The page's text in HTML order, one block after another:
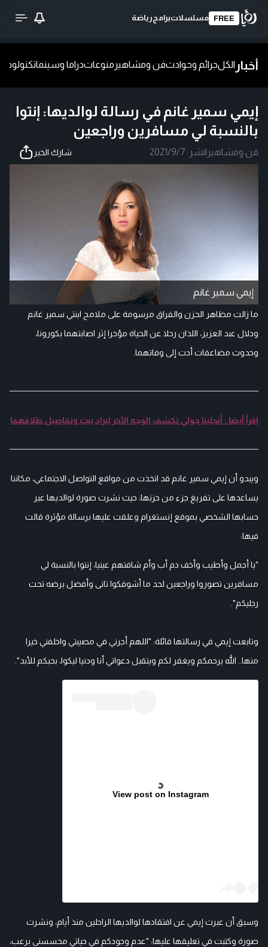
FREE مسلسلاتبرامج رياضة
أخبار الكلجرائم وحوادثفن ومشاهير منوعاتدراما وسينماتكنولوجيا
إيمي سمير غانم في رسالة لوالديها: إنتوا
بالنسبة لي مسافرين وراجعين
فن ومشاهير |نشر: 2021/9/7 شارك الخبر
إيمي سمير غانم
ما زالت مظاهر الحزن والفراق مرسومة على ملامح ابنتي سمير غانم
ودلال عبد العزيز، اللذان رحلا عن الحياة مؤخرا إثر اصابتهما بكورونا،
وحدوث مضاعفات أدت إلى وفاتهما.
اقرأ أيضا : أنجلينا جولي تكشف الوجه الآخر لبراد بيت وتفاصيل طلاقهما
ويبدو أن إيمي سمير غانم قد اتخذت من مواقع التواصل الاجتماعي، مكاننا
يساعدها على تفريغ جزء من حزنها، حيث نشرت صورة لوالديها عبر
حسابها الشخصي بموقع إنستغرام وعلقت عليها برسالة مؤثرة قالت
فيها:
"يا أجمل وأطيب وأخف دم أب وأم شافتهم عينيا، إنتوا بالنسبة لي
مسافرين تصوروا وراجعين لحد ما أشوفكوا تانى وأفضل برضه تحت
رجليكم".
وتابعت إيمي في رسالتها قائلة: "اللهم أجرني في مصيبتي واخلفني خيرا
منها.. الله يرحمكم ويغفر لكم ويتقبل دعواتي أنا ودنيا ليكوا، بحبكم للأبد".
View post on Instagram
وسبق أن عبرت إيمي عن افتقادها لوالديها الراحلين منذ أيام، ونشرت
صورة وكتبت في تعليقها عليها: "عدم وجودكم في حياتي محسسنى برعب،